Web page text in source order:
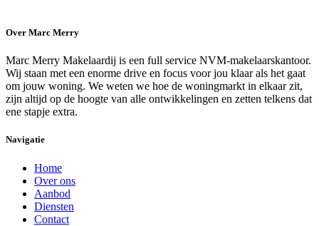
Over Marc Merry
Marc Merry Makelaardij is een full service NVM-makelaarskantoor.
Wij staan met een enorme drive en focus voor jou klaar als het gaat
om jouw woning. We weten we hoe de woningmarkt in elkaar zit,
zijn altijd op de hoogte van alle ontwikkelingen en zetten telkens dat
ene stapje extra.
Navigatie
Home
Over ons
Aanbod
Diensten
Contact